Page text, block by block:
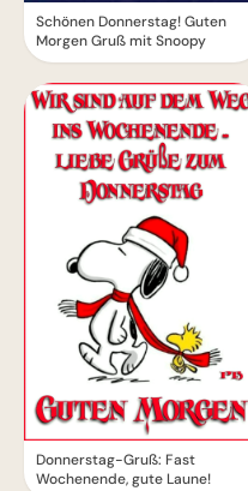
Schönen Donnerstag! Guten
Morgen Gruß mit Snoopy
Donnerstag-Gruß: Fast
Wochenende, gute Laune!